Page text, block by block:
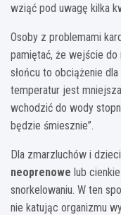
wziąć pod uwagę kilka
Osoby z problemami
pamiętać, że wejście do
słońcu to obciążenie dla
temperatur jest
wchodzić do wody
będzie śmiesznie”.
Dla zmarzluchów i
neoprenowe lub
snorkelowaniu. W ten
nie katując organizmu